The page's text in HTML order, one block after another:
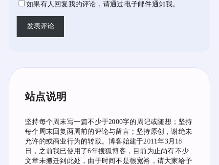
如果有人回复我的评论，请通过电子邮件通知我。
站点说明
坚持每个周末写一篇不少于2000字的周记或随想；坚持
每个周末回复两周前的评论与留言；坚持原创，谢绝未
允许的或商业行为的转载。博客始建于2011年3月18
日，之前我已使用了6年搜狐博客，目前为止尚有不少
文章未搬迁到此处，由于时间不是很宽裕，请大家给予